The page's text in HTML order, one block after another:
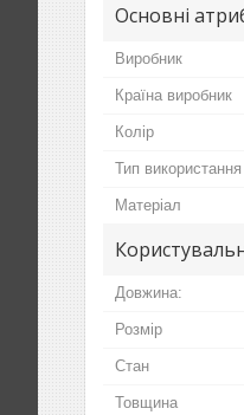
Основні
Виробник
Країна виробник
Колір
Тип використання
Матеріал
Довжина:
Розмір
Стан
Товщина